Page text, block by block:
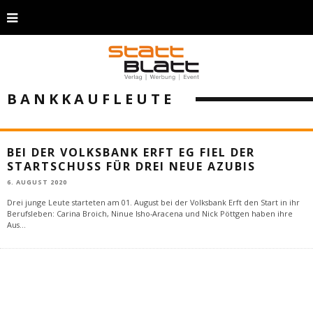
BANKKAUFLEUTE
BEI DER VOLKSBANK ERFT EG FIEL DER
STARTSCHUSS FÜR DREI NEUE AZUBIS
6. AUGUST 2020
Drei junge Leute starteten am 01. August bei der Volksbank Erft den Start in ihr
Berufsleben: Carina Broich, Ninue Isho-Aracena und Nick Pöttgen haben ihre
Aus...